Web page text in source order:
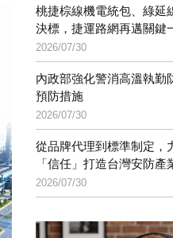
桃捷棕線機電統包、綠延
決標，捷運路網再邁關鍵
2026/07/30
內政部強化警消高溫執勤
預防措施
2026/07/30
從品牌代理到標準制定，
「信任」打造台灣安防產
2026/07/30